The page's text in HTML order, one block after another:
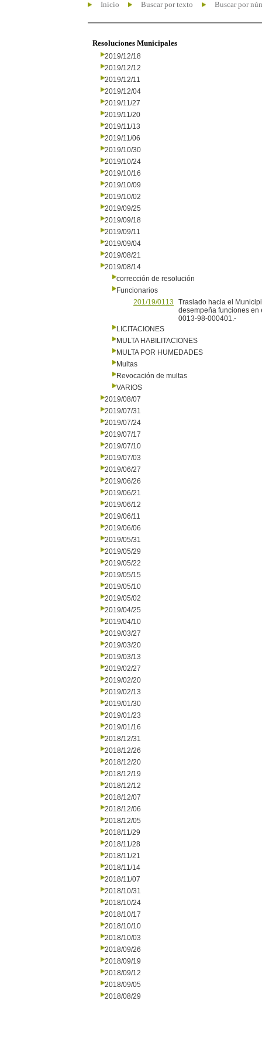
Inicio Buscar por texto Buscar por
Resoluciones Municipales
2019/12/18
2019/12/12
2019/12/11
2019/12/04
2019/11/27
2019/11/20
2019/11/13
2019/11/06
2019/10/30
2019/10/24
2019/10/16
2019/10/09
2019/10/02
2019/09/25
2019/09/18
2019/09/11
2019/09/04
2019/08/21
2019/08/14
corrección de resolución
Funcionarios
201/19/0113
Traslado hacia el
desempeña funciones en
0013-98-000401.-
LICITACIONES
MULTA HABILITACIONES
MULTA POR HUMEDADES
Multas
Revocación de multas
VARIOS
2019/08/07
2019/07/31
2019/07/24
2019/07/17
2019/07/10
2019/07/03
2019/06/27
2019/06/26
2019/06/21
2019/06/12
2019/06/11
2019/06/06
2019/05/31
2019/05/29
2019/05/22
2019/05/15
2019/05/10
2019/05/02
2019/04/25
2019/04/10
2019/03/27
2019/03/20
2019/03/13
2019/02/27
2019/02/20
2019/02/13
2019/01/30
2019/01/23
2019/01/16
2018/12/31
2018/12/26
2018/12/20
2018/12/19
2018/12/12
2018/12/07
2018/12/06
2018/12/05
2018/11/29
2018/11/28
2018/11/21
2018/11/14
2018/11/07
2018/10/31
2018/10/24
2018/10/17
2018/10/10
2018/10/03
2018/09/26
2018/09/19
2018/09/12
2018/09/05
2018/08/29